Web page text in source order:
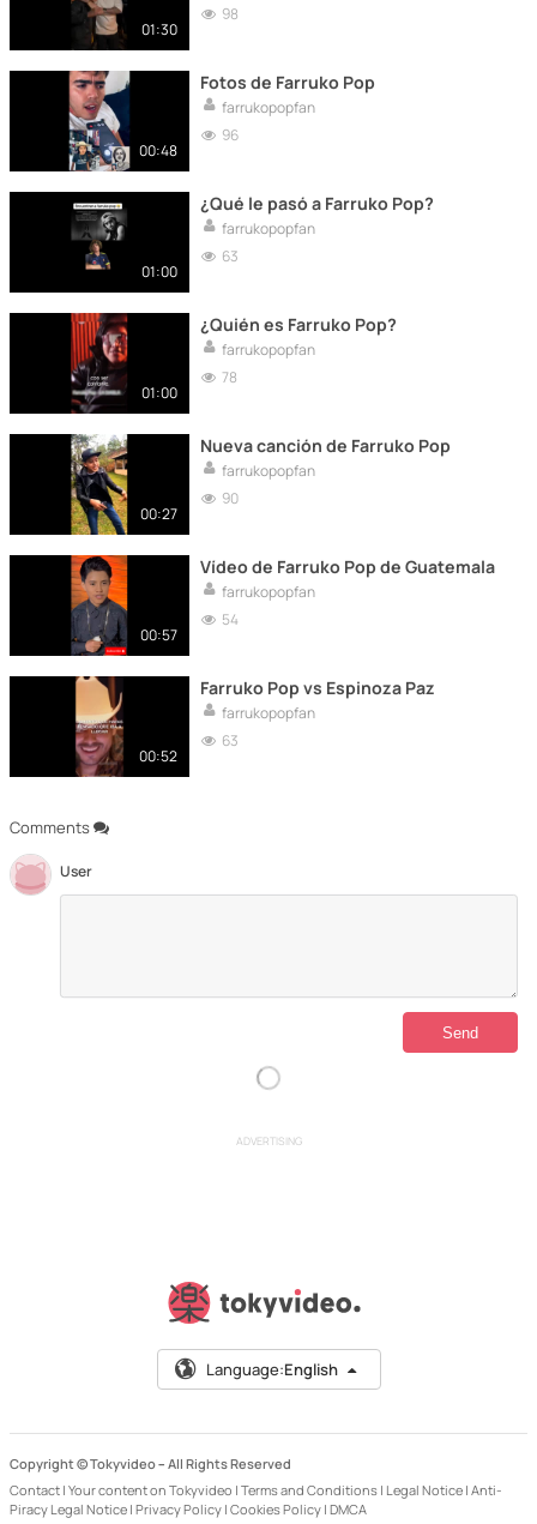
Comments
User
01:30
98
00:48
Fotos de Farruko Pop
farrukopopfan
96
01:00
¿Qué le pasó a Farruko Pop?
farrukopopfan
63
01:00
¿Quién es Farruko Pop?
farrukopopfan
78
00:27
Nueva canción de Farruko Pop
farrukopopfan
90
00:57
Vídeo de Farruko Pop de Guatemala
farrukopopfan
54
00:52
Farruko Pop vs Espinoza Paz
farrukopopfan
63
ADVERTISING
Language:English
Copyright © Tokyvideo – All Rights Reserved
Contact | Your content on Tokyvideo | Terms and Conditions | Legal Notice | Anti-
Piracy Legal Notice | Privacy Policy | Cookies Policy | DMCA